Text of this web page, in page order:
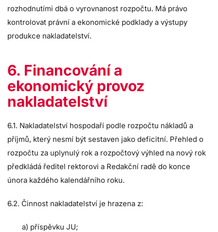
rozhodnutími dbá o vyrovnanost rozpočtu. Má právo
kontrolovat právní a ekonomické podklady a výstupy
produkce nakladatelství.
6. Financování a
ekonomický provoz
nakladatelství
6.1. Nakladatelství hospodaří podle rozpočtu nákladů a
příjmů, který nesmí být sestaven jako deficitní. Přehled o
rozpočtu za uplynulý rok a rozpočtový výhled na nový rok
předkládá ředitel rektorovi a Redakční radě do konce
února každého kalendářního roku.
6.2. Činnost nakladatelství je hrazena z:
a) příspěvku JU;